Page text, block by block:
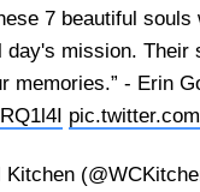
7 beautiful
mission. Their
memories.” - Erin